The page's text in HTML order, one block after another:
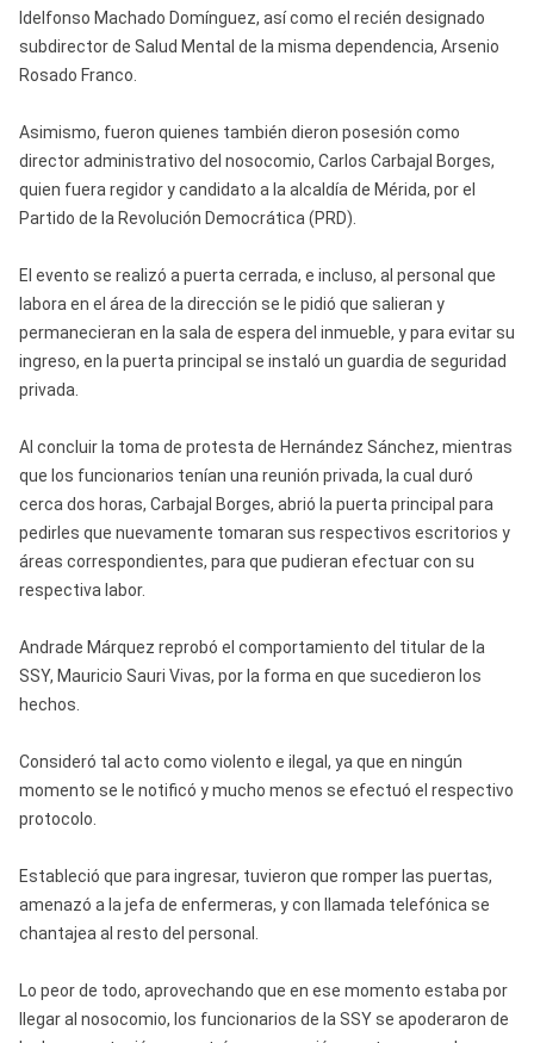
Idelfonso Machado Domínguez, así como el recién designado
subdirector de Salud Mental de la misma dependencia, Arsenio
Rosado Franco.
Asimismo, fueron quienes también dieron posesión como
director administrativo del nosocomio, Carlos Carbajal Borges,
quien fuera regidor y candidato a la alcaldía de Mérida, por el
Partido de la Revolución Democrática (PRD).
El evento se realizó a puerta cerrada, e incluso, al personal que
labora en el área de la dirección se le pidió que salieran y
permanecieran en la sala de espera del inmueble, y para evitar su
ingreso, en la puerta principal se instaló un guardia de seguridad
privada.
Al concluir la toma de protesta de Hernández Sánchez, mientras
que los funcionarios tenían una reunión privada, la cual duró
cerca dos horas, Carbajal Borges, abrió la puerta principal para
pedirles que nuevamente tomaran sus respectivos escritorios y
áreas correspondientes, para que pudieran efectuar con su
respectiva labor.
Andrade Márquez reprobó el comportamiento del titular de la
SSY, Mauricio Sauri Vivas, por la forma en que sucedieron los
hechos.
Consideró tal acto como violento e ilegal, ya que en ningún
momento se le notificó y mucho menos se efectuó el respectivo
protocolo.
Estableció que para ingresar, tuvieron que romper las puertas,
amenazó a la jefa de enfermeras, y con llamada telefónica se
chantajea al resto del personal.
Lo peor de todo, aprovechando que en ese momento estaba por
llegar al nosocomio, los funcionarios de la SSY se apoderaron de